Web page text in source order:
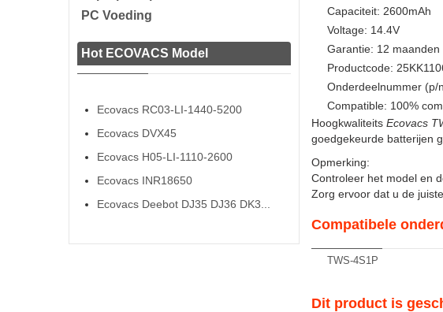
PC Voeding
Hot ECOVACS Model
Ecovacs RC03-LI-1440-5200
Ecovacs DVX45
Ecovacs H05-LI-1110-2600
Ecovacs INR18650
Ecovacs Deebot DJ35 DJ36 DK3...
Capaciteit: 2600mAh
Voltage: 14.4V
Garantie: 12 maanden
Productcode:
Onderdeelnummer (p/
Compatible: 100%
Hoogkwaliteits Ecovacs
goedgekeurde batterijen
Opmerking:
Controleer het model en
Zorg ervoor dat u de
Compatibele
TWS-4S1P
Dit product is